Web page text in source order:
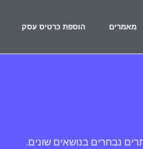
מאמרים הוספת כרטיס עסק
נבחרים בנושאים שונים.